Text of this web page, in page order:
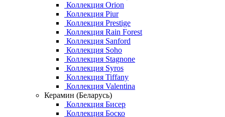
Коллекция Orion
Коллекция Piur
Коллекция Prestige
Коллекция Rain Forest
Коллекция Sanford
Коллекция Soho
Коллекция Stagnone
Коллекция Syros
Коллекция Tiffany
Коллекция Valentina
Керамин (Беларусь)
Коллекция Бисер
Коллекция Боско